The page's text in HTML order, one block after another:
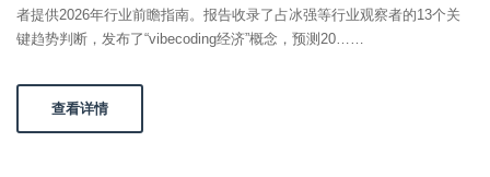
者提供2026年行业前瞻指南。报告收录了占冰强等行业观察者的13个关
键趋势判断，发布了“vibecoding经济”概念，预测20……
查看详情